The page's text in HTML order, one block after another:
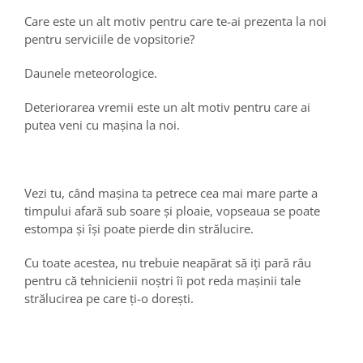
Care este un alt motiv pentru care te-ai prezenta la noi
pentru serviciile de vopsitorie?
Daunele meteorologice.
Deteriorarea vremii este un alt motiv pentru care ai
putea veni cu mașina la noi.
Vezi tu, când mașina ta petrece cea mai mare parte a
timpului afară sub soare și ploaie, vopseaua se poate
estompa și își poate pierde din strălucire.
Cu toate acestea, nu trebuie neapărat să iți pară râu
pentru că tehnicienii noștri îi pot reda mașinii tale
strălucirea pe care ți-o dorești.